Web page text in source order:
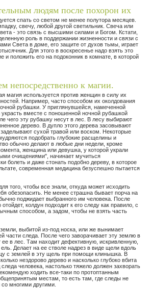
людям после похорон их
спать со светом не менее полутора месяцев.
свечу, любой другой светильник. Свеча или
- это связь с высшими силами и Богом. Кстати,
роль в поддержании жизненности и связи с
Света в доме, его защите от духов тьмы, играет
Для этого в воскресенье надо взять это
и положить его на подоконник в комнате, в которой
непосредственно к магии.
магия используется против женщин в силу их
Например, часто способом их околдования
рубашки. У приглянувшейся, намеченной
вместе с поношенной ночной рубашкой
чего эту рубашку несут в лес. В лесу выбирают
дерево. В дупло этого дерева засовывают
сухой травой или воском. Некоторые
подобрать глубокие расщелины и
обычно делают в любые дни недели, кроме
женщина или девушка, у которой украли
очищениями", начинает мучиться
болеть и даже стонать подобно дереву, в которое
современная медицина безуспешно пытается
того, чтобы все знали, откуда может исходить
обезопасить. Не менее страшна бывает порча на
поджидает выбранного им человека. После
отойдет, колдун подходит к его следу как правило, с
способом, а задом, чтобы не взять часть
выбитой из-под носка, или же вынимает
части следа. После чего заворачивает эту землю в
ее в лес. Там находит дефективную, искривленную,
Делает на ее стволе надрез в виде щели вдоль
с землей в эту щель при помощи клинышка. В
нездорово дерево и насколько глубоко вбита
человека, настолько тяжело должен захворать
ходить все-таки по протоптанным
местам, то есть там, где следы не
многими другими.